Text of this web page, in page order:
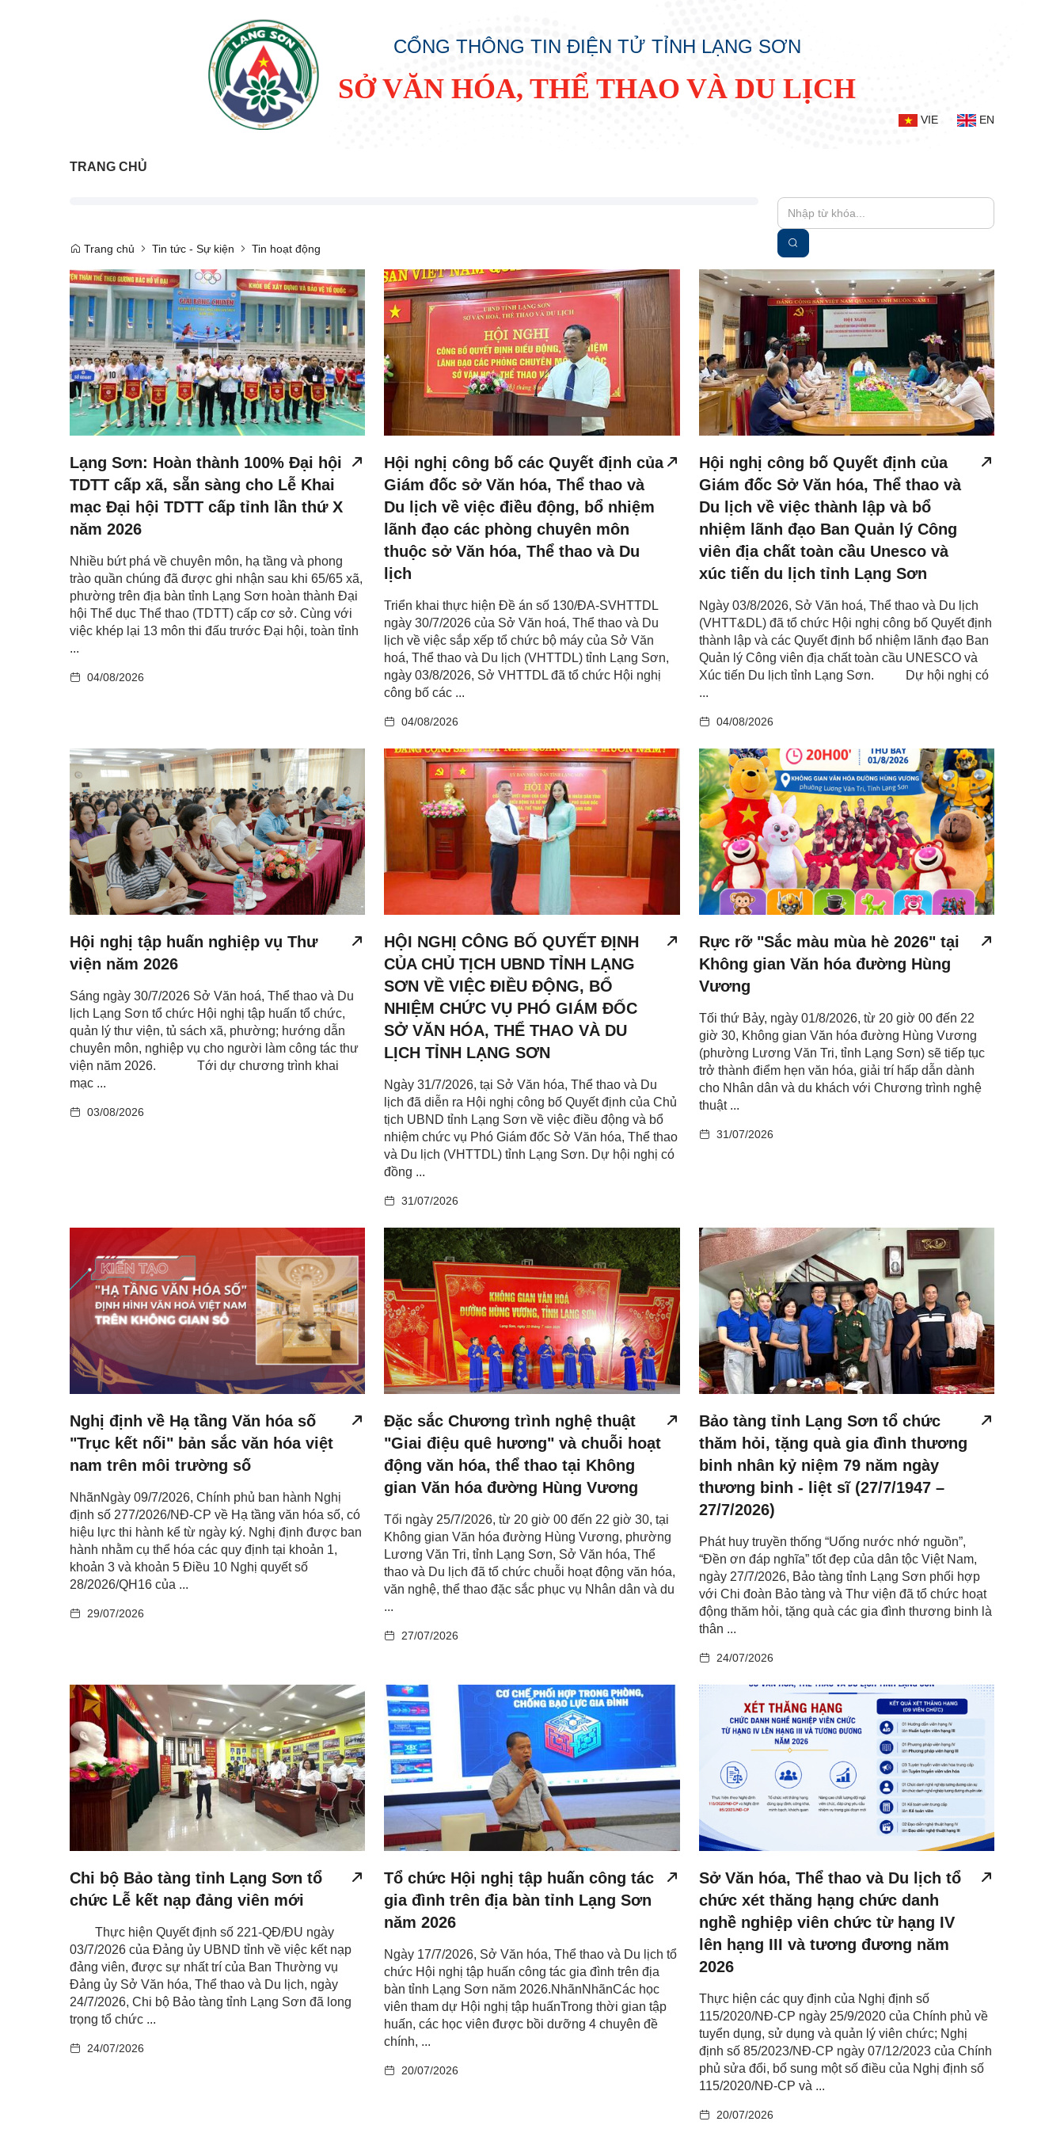
CỔNG THÔNG TIN ĐIỆN TỬ TỈNH LẠNG SƠN
SỞ VĂN HÓA, THỂ THAO VÀ DU LỊCH
VIE EN
TRANG CHỦ
Trang chủ Tin tức - Sự kiện Tin hoạt động
Lạng Sơn: Hoàn thành 100% Đại hội
TDTT cấp xã, sẵn sàng cho Lễ Khai
mạc Đại hội TDTT cấp tỉnh lần thứ X
năm 2026
Nhiều bứt phá về chuyên môn, hạ tầng và phong
trào quần chúng đã được ghi nhận sau khi 65/65 xã,
phường trên địa bàn tỉnh Lạng Sơn hoàn thành Đại
hội Thể dục Thể thao (TDTT) cấp cơ sở. Cùng với
việc khép lại 13 môn thi đấu trước Đại hội, toàn tỉnh
...
04/08/2026
Hội nghị công bố các Quyết định của
Giám đốc sở Văn hóa, Thể thao và
Du lịch về việc điều động, bổ nhiệm
lãnh đạo các phòng chuyên môn
thuộc sở Văn hóa, Thể thao và Du
lịch
Triển khai thực hiện Đề án số 130/ĐA-SVHTTDL
ngày 30/7/2026 của Sở Văn hoá, Thể thao và Du
lịch về việc sắp xếp tổ chức bộ máy của Sở Văn
hoá, Thể thao và Du lịch (VHTTDL) tỉnh Lạng Sơn,
ngày 03/8/2026, Sở VHTTDL đã tổ chức Hội nghị
công bố các ...
04/08/2026
Hội nghị công bố Quyết định của
Giám đốc Sở Văn hóa, Thể thao và
Du lịch về việc thành lập và bổ
nhiệm lãnh đạo Ban Quản lý Công
viên địa chất toàn cầu Unesco và
xúc tiến du lịch tỉnh Lạng Sơn
Ngày 03/8/2026, Sở Văn hoá, Thể thao và Du lịch
(VHTT&DL) đã tổ chức Hội nghị công bố Quyết định
thành lập và các Quyết định bổ nhiệm lãnh đạo Ban
Quản lý Công viên địa chất toàn cầu UNESCO và
Xúc tiến Du lịch tỉnh Lạng Sơn. Dự hội nghị có
...
04/08/2026
Hội nghị tập huấn nghiệp vụ Thư
viện năm 2026
Sáng ngày 30/7/2026 Sở Văn hoá, Thể thao và Du
lịch Lạng Sơn tổ chức Hội nghị tập huấn tổ chức,
quản lý thư viện, tủ sách xã, phường; hướng dẫn
chuyên môn, nghiệp vụ cho người làm công tác thư
viện năm 2026. ​ Tới dự chương trình khai
mạc ...
03/08/2026
HỘI NGHỊ CÔNG BỐ QUYẾT ĐỊNH
CỦA CHỦ TỊCH UBND TỈNH LẠNG
SƠN VỀ VIỆC ĐIỀU ĐỘNG, BỔ
NHIỆM CHỨC VỤ PHÓ GIÁM ĐỐC
SỞ VĂN HÓA, THỂ THAO VÀ DU
LỊCH TỈNH LẠNG SƠN
Ngày 31/7/2026, tại Sở Văn hóa, Thể thao và Du
lịch đã diễn ra Hội nghị công bố Quyết định của Chủ
tịch UBND tỉnh Lạng Sơn về việc điều động và bổ
nhiệm chức vụ Phó Giám đốc Sở Văn hóa, Thể thao
và Du lịch (VHTTDL) tỉnh Lạng Sơn. Dự hội nghị có
đồng ...
31/07/2026
Rực rỡ "Sắc màu mùa hè 2026" tại
Không gian Văn hóa đường Hùng
Vương
Tối thứ Bảy, ngày 01/8/2026, từ 20 giờ 00 đến 22
giờ 30, Không gian Văn hóa đường Hùng Vương
(phường Lương Văn Tri, tỉnh Lạng Sơn) sẽ tiếp tục
trở thành điểm hẹn văn hóa, giải trí hấp dẫn dành
cho Nhân dân và du khách với Chương trình nghệ
thuật ...
31/07/2026
Nghị định về Hạ tầng Văn hóa số
"Trục kết nối" bản sắc văn hóa việt
nam trên môi trường số
NhãnNgày 09/7/2026, Chính phủ ban hành Nghị
định số 277/2026/NĐ-CP về Hạ tầng văn hóa số, có
hiệu lực thi hành kể từ ngày ký. Nghị định được ban
hành nhằm cụ thể hóa các quy định tại khoản 1,
khoản 3 và khoản 5 Điều 10 Nghị quyết số
28/2026/QH16 của ...
29/07/2026
Đặc sắc Chương trình nghệ thuật
"Giai điệu quê hương" và chuỗi hoạt
động văn hóa, thể thao tại Không
gian Văn hóa đường Hùng Vương
Tối ngày 25/7/2026, từ 20 giờ 00 đến 22 giờ 30, tại
Không gian Văn hóa đường Hùng Vương, phường
Lương Văn Tri, tỉnh Lạng Sơn, Sở Văn hóa, Thể
thao và Du lịch đã tổ chức chuỗi hoạt động văn hóa,
văn nghệ, thể thao đặc sắc phục vụ Nhân dân và du
...
27/07/2026
Bảo tàng tỉnh Lạng Sơn tổ chức
thăm hỏi, tặng quà gia đình thương
binh nhân kỷ niệm 79 năm ngày
thương binh - liệt sĩ (27/7/1947 –
27/7/2026)
Phát huy truyền thống “Uống nước nhớ nguồn”,
“Đền ơn đáp nghĩa” tốt đẹp của dân tộc Việt Nam,
ngày 27/7/2026, Bảo tàng tỉnh Lạng Sơn phối hợp
với Chi đoàn Bảo tàng và Thư viện đã tổ chức hoạt
động thăm hỏi, tặng quà các gia đình thương binh là
thân ...
24/07/2026
Chi bộ Bảo tàng tỉnh Lạng Sơn tổ
chức Lễ kết nạp đảng viên mới
Thực hiện Quyết định số 221-QĐ/ĐU ngày
03/7/2026 của Đảng ủy UBND tỉnh về việc kết nạp
đảng viên, được sự nhất trí của Ban Thường vụ
Đảng ủy Sở Văn hóa, Thể thao và Du lịch, ngày
24/7/2026, Chi bộ Bảo tàng tỉnh Lạng Sơn đã long
trọng tổ chức ...
24/07/2026
Tổ chức Hội nghị tập huấn công tác
gia đình trên địa bàn tỉnh Lạng Sơn
năm 2026
Ngày 17/7/2026, Sở Văn hóa, Thể thao và Du lịch tổ
chức Hội nghị tập huấn công tác gia đình trên địa
bàn tỉnh Lạng Sơn năm 2026.NhãnNhãnCác học
viên tham dự Hội nghị tập huấnTrong thời gian tập
huấn, các học viên được bồi dưỡng 4 chuyên đề
chính, ...
20/07/2026
Sở Văn hóa, Thể thao và Du lịch tổ
chức xét thăng hạng chức danh
nghề nghiệp viên chức từ hạng IV
lên hạng III và tương đương năm
2026
Thực hiện các quy định của Nghị định số
115/2020/NĐ-CP ngày 25/9/2020 của Chính phủ về
tuyển dụng, sử dụng và quản lý viên chức; Nghị
định số 85/2023/NĐ-CP ngày 07/12/2023 của Chính
phủ sửa đổi, bổ sung một số điều của Nghị định số
115/2020/NĐ-CP và ...
20/07/2026